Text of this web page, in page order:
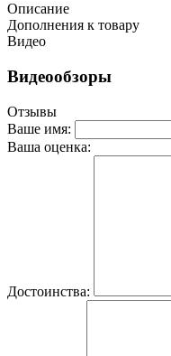
Описание
Дополнения к товару
Видео
Видеообзоры
Отзывы
Ваше имя:
Ваша оценка:
Достоинства: